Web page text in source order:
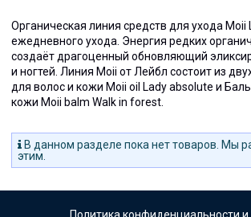
Органическая линия средств для ухода Moii
ежедневного ухода. Энергия редких
создаёт драгоценный обновляющий
и ногтей. Линия Moii от Лейбл состоит из
для волос и кожи Moii oil Lady absolute и
кожи Moii balm Walk in forest.
В данном разделе пока нет товаров. Мы
этим.